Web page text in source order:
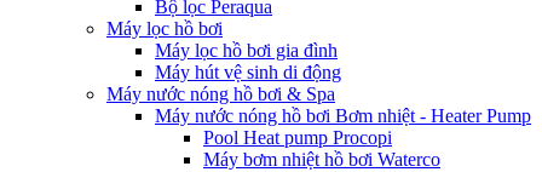
Bộ lọc Peraqua
Máy lọc hồ bơi
Máy lọc hồ bơi gia đình
Máy hút vệ sinh di động
Máy nước nóng hồ bơi & Spa
Máy nước nóng hồ bơi Bơm nhiệt - Heater Pump
Pool Heat pump Procopi
Máy bơm nhiệt hồ bơi Waterco